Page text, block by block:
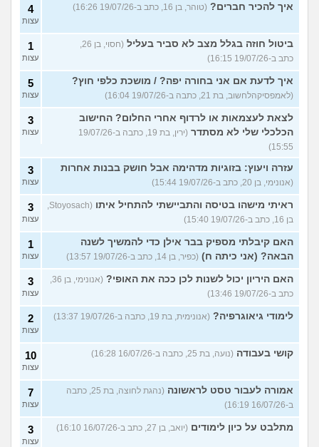
איך להכיר חברים? (טוהר, בן 16, כתב ב-19/07/26 16:26) 4
עצות
ביטול חוזה בגלל מצב לא סביר בעליל
כתב ב-19/07/26 16:15)
1
עצות
איך לדעת אם אני בחורה יפה? / מושכת כלפי חוץ?
(לאמפסיקהלחשוב, בת 21, כתבה ב-19/07/26 16:04)
5
עצות
לצאת לעצמאות או לרדוף אחרי החלום? החישוב
הכלכלי שלי לא מסתדר
(ירין, בת 19, כתבה ב-19/07/26
15:55)
3
עצות
עזרה ויעוץ: בזוגיות מדהימה אבל חושק בבנות אחרות
(אנונימי, בן 20, כתב ב-19/07/26 15:44)
3
עצות
ראיתי מישהו בטיסה והתביישתי להתחיל איתו
בן 16, כתב ב-19/07/26 15:40)
3
עצות
האם קיבלתי מספיק בבר אילן כדי להמשיך לשנה
הבאה? (אני כיתה ח) (כפיר, בן 14, כתב ב-19/07/26 13:57)
1
עצות
האם היריון יכול לשנות לכן ככה את האופי?
כתב ב-19/07/26 13:46)
3
עצות
לימודי גיאוגרפיה? (אנונימית, בת 19, כתבה ב-19/07/26 13:37) 2
עצות
קושי בעבודה (נועה, בת 25, כתבה ב-16/07/26 16:28) 10
עצות
אמורה לעבור טסט לראשונה
(נהגת לחוצה, בת 25, כתבה
ב-16/07/26 16:19)
7
עצות
מתלבט על כיון לימודים (יואב, בן 27, כתב ב-16/07/26 16:10) 3
עצות